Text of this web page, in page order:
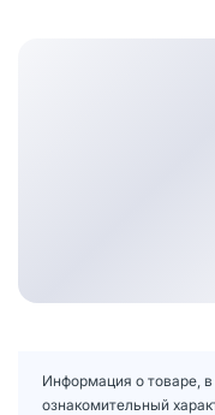
Информация о товаре,
ознакомительный